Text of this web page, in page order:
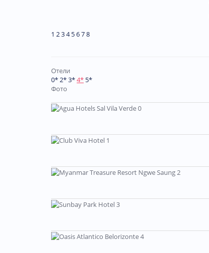
1 234 5678
Отели
0*2*3*4* 5*
Фото